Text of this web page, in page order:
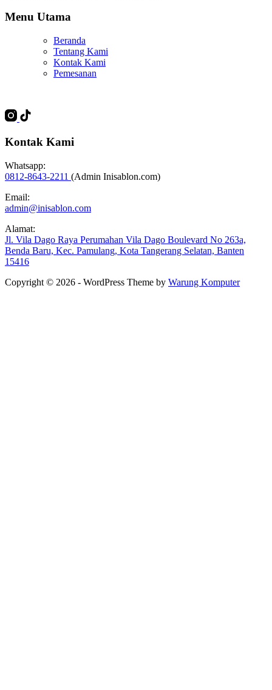
Menu Utama
Beranda
Tentang Kami
Kontak Kami
Pemesanan
Kontak Kami
Whatsapp:
0812-8643-2211 (Admin Inisablon.com)
Email:
admin@inisablon.com
Alamat:
Jl. Vila Dago Raya Perumahan Vila Dago Boulevard No 263a,
Benda Baru, Kec. Pamulang, Kota Tangerang Selatan, Banten
15416
Copyright © 2026 - WordPress Theme by Warung Komputer